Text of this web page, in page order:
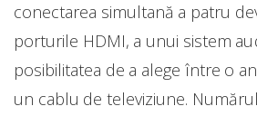
conectarea simultană a patru
porturile HDMI, a unui sistem
posibilitatea de a alege între o
un cablu de televiziune.